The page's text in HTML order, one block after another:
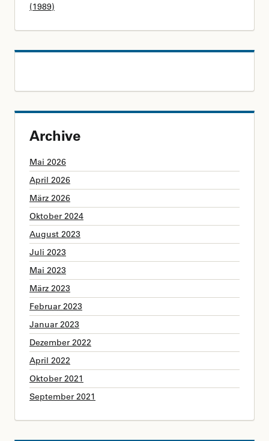
(1989)
Archive
Mai 2026
April 2026
März 2026
Oktober 2024
August 2023
Juli 2023
Mai 2023
März 2023
Februar 2023
Januar 2023
Dezember 2022
April 2022
Oktober 2021
September 2021